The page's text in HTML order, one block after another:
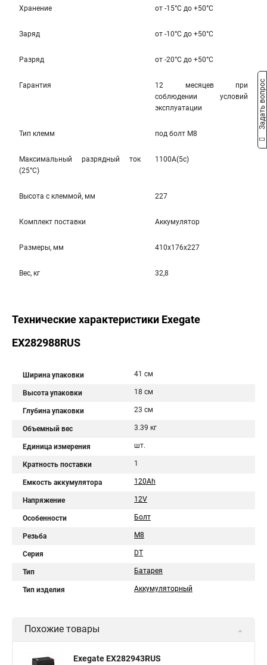
Хранение от -15°С до +50°С
Заряд от -10°С до +50°С
Разряд от -20°С до +50°С
Гарантия
12 месяцев при
соблюдении условий
эксплуатации
Тип клемм под болт M8
Максимальный разрядный ток
(25°С)
1100A(5c)
Высота c клеммой, мм 227
Комплект поставки Аккумулятор
Размеры, мм 410x176x227
Вес, кг 32,8
Технические характеристики Exegate
EX282988RUS
Ширина упаковки 41 см
Высота упаковки 18 см
Глубина упаковки 23 см
Объемный вес 3.39 кг
Единица измерения шт.
Кратность поставки 1
Емкость аккумулятора 120Ah
Напряжение 12V
Особенности Болт
Резьба М8
Серия DT
Тип Батарея
Тип изделия Аккумуляторный
Похожие товары
Exegate EX282943RUS
Задать вопрос